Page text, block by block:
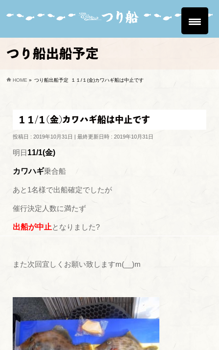
つり船出船予定
HOME » つり船出船予定 １１/１(金)カワハギ船は中止です
１１/１(金)カワハギ船は中止です
投稿日 : 2019年10月31日 最終更新日時 : 2019年10月31日
明日11/1(金)
カワハギ乗合船
あと1名様で出船確定でしたが
催行決定人数に満たず
出船が中止となりました?
また次回宜しくお願い致しますm(__)m